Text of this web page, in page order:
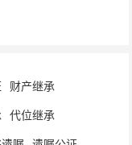
财产继承
代位继承